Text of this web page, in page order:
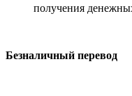
получения
Безналичный перевод